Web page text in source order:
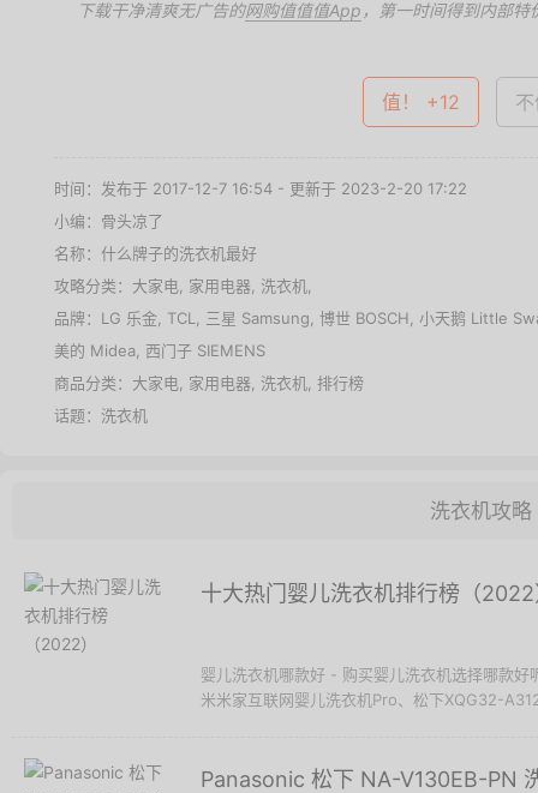
下载干净清爽无广告的网购值值值App ，第一时间得到内部特
值！ +12
时间：发布于 2017-12-7 16:54 - 更新于 2023-2-20 17:22
小编：骨头凉了
名称： 什么牌子的洗衣机最好
攻略分类： 大家电 家用电器 洗衣机
品牌： LG 乐金 TCL 三星 Samsung 博世 BOSCH 小天鹅 Little
美的 Midea 西门子 SIEMENS
商品分类： 大家电 家用电器 洗衣机 排行榜
话题： 洗衣机
洗衣机攻略
十大热门婴儿洗衣机排行榜（
婴儿洗衣机哪款好 - 购买婴儿洗衣机选择哪款
米米家互联网婴儿洗衣机Pro、松下XQG32-
Panasonic 松下 NA-V130EB-PN